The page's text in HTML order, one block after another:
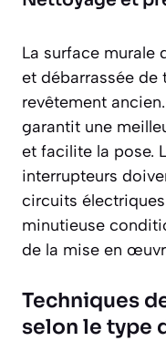
La surface murale
et débarrassée de
revêtement
garantit une
et facilite la pose.
interrupteurs
circuits
minutieuse
de la mise en
Techniques
selon le type